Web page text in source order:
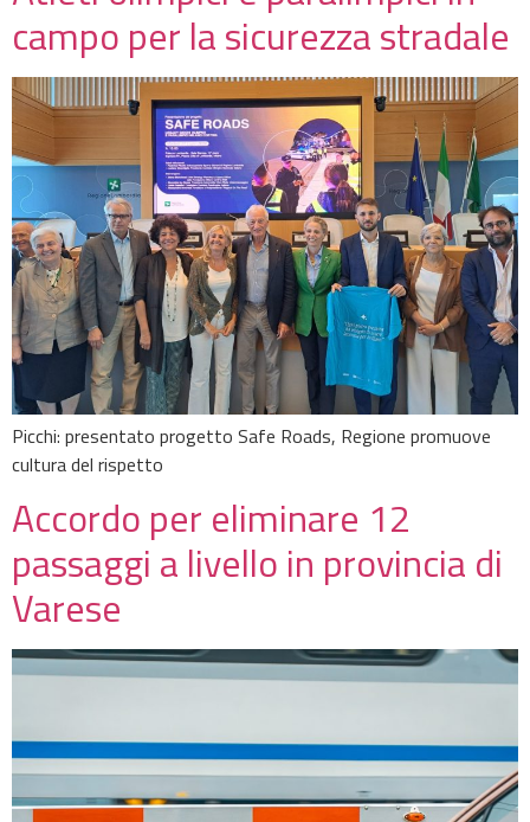
campo per la sicurezza stradale
Picchi: presentato progetto Safe Roads, Regione promuove
cultura del rispetto
Accordo per eliminare 12
passaggi a livello in provincia di
Varese